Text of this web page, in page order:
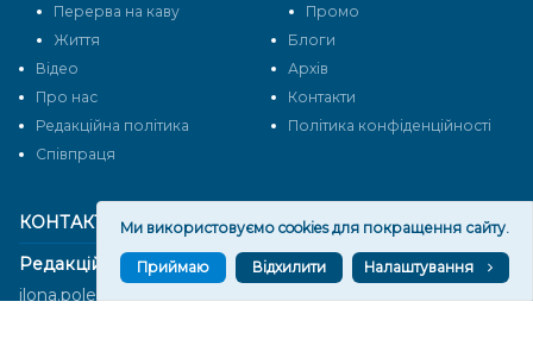
КОНТАКТИ
Редакційний відділ:
ilona.polesova@gmail.com
Перерва на каву
Промо
Життя
Блоги
Відео
Архів
Про нас
Контакти
Редакційна політика
Політика конфіденційності
Cпівпраця
Ми використовуємо cookies для покращення сайту.
Приймаю Відхилити Налаштування